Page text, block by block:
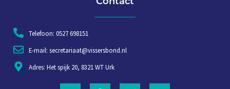
Telefoon: 0527 698151
E-mail: secretariaat@vissersbond.nl
Adres: Het spijk 20, 8321 WT Urk